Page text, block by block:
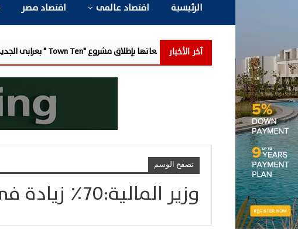
الرئيسية اقتصاد عالمى اقتصاد مصر
آخر الأخبار
مزايا تفتتح مرحلة جديدة من توسعاتها بإطلاق مشروع "Town Ten " بعرابى الجديدة بمدينة العبور
تصفح الوسم
وزير المالية:٧٠٪ زيادة فى قيمة معاشات ١٠